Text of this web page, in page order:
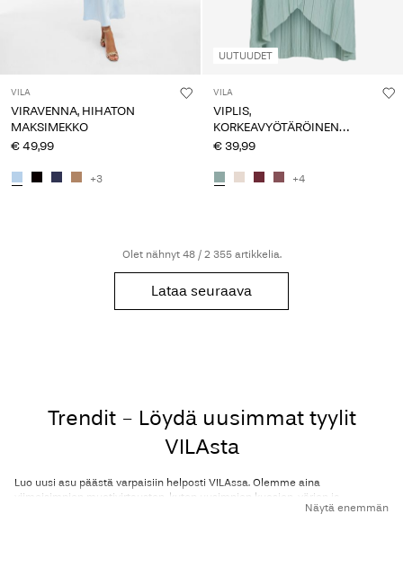
VILA
VIRAVENNA, HIHATON
MAKSIMEKKO
€ 49,99
+3
UUTUUDET
VILA
VIPLIS,
KORKEAVYÖTÄRÖINEN
MAKSIHAME
€ 39,99
+4
Olet nähnyt 48 / 2 355 artikkelia.
Lataa seuraava
Trendit - Löydä uusimmat tyylit
VILAsta
Luo uusi asu päästä varpaisiin helposti VILAssa. Olemme aina
viimeisimpien muotivirtausten, kuten uusimpien kuosien, värien ja
leikkausten, kärjessä. Pidämme kuitenkin aina huolen siitä, ettäNäytä enemmän